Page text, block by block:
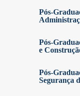
Pós-
Pós-
e
Pós-
Segurança